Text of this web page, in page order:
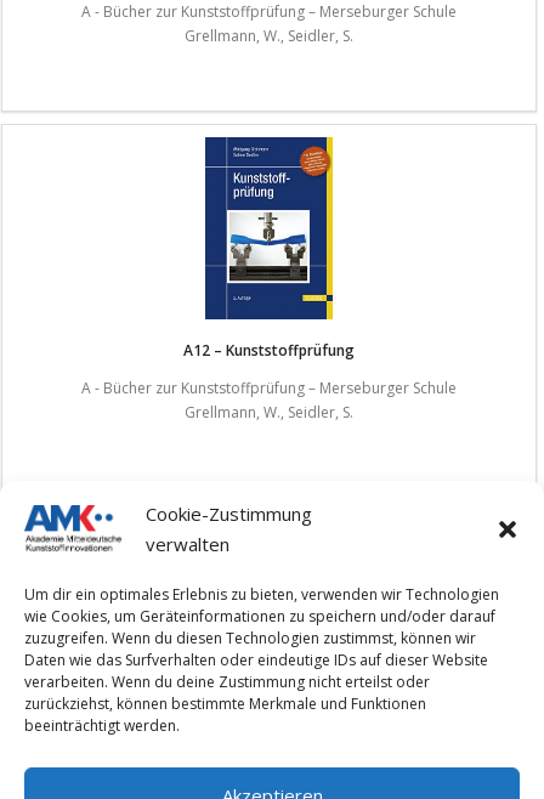
Cookie-Zustimmung
verwalten
Um dir ein optimales Erlebnis zu bieten, verwenden wir Technologien
wie Cookies, um Geräteinformationen zu speichern und/oder darauf
zuzugreifen. Wenn du diesen Technologien zustimmst, können wir
Daten wie das Surfverhalten oder eindeutige IDs auf dieser Website
verarbeiten. Wenn du deine Zustimmung nicht erteilst oder
zurückziehst, können bestimmte Merkmale und Funktionen
beeinträchtigt werden.
A - Bücher zur Kunststoffprüfung – Merseburger Schule
Grellmann, W., Seidler, S.
A12 – Kunststoffprüfung
A - Bücher zur Kunststoffprüfung – Merseburger Schule
Grellmann, W., Seidler, S.
1 2
Impressum